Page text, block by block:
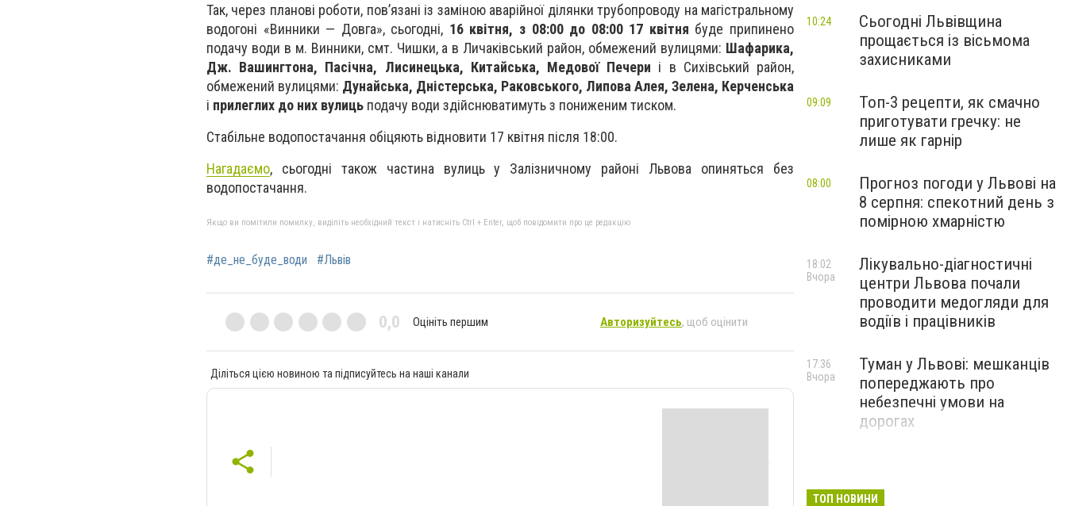
Так, через планові роботи, пов’язані із заміною аварійної ділянки трубопроводу на магістральному
водогоні «Винники — Довга», сьогодні, 16 квітня, з 08:00 до 08:00 17 квітня буде припинено
подачу води в м. Винники, смт. Чишки, а в Личаківський район, обмежений вулицями: Шафарика,
Дж. Вашингтона, Пасічна, Лисинецька, Китайська, Медової Печери і в Сихівський район,
обмежений вулицями: Дунайська, Дністерська, Раковського, Липова Алея, Зелена, Керченська
і прилеглих до них вулиць подачу води здійснюватимуть з пониженим тиском.
Стабільне водопостачання обіцяють відновити 17 квітня після 18:00.
Нагадаємо, сьогодні також частина вулиць у Залізничному районі Львова опиняться без
водопостачання.
Якщо ви помітили помилку, виділіть необхідний текст і натисніть Ctrl + Enter, щоб повідомити про це редакцію
#де_не_буде_води #Львів
0,0 Оцініть першим Авторизуйтесь, щоб оцінити
Діліться цією новиною та підписуйтесь на наші канали
Сьогодні Львівщина
прощається із вісьмома
захисниками
10:24
Топ-3 рецепти, як смачно
приготувати гречку: не
лише як гарнір
09:09
Прогноз погоди у Львові на
8 серпня: спекотний день з
помірною хмарністю
08:00
Лікувально-діагностичні
центри Львова почали
проводити медогляди для
водіїв і працівників
18:02
Вчора
Туман у Львові: мешканців
попереджають про
небезпечні умови на
дорогах
17:36
Вчора
ТОП НОВИНИ